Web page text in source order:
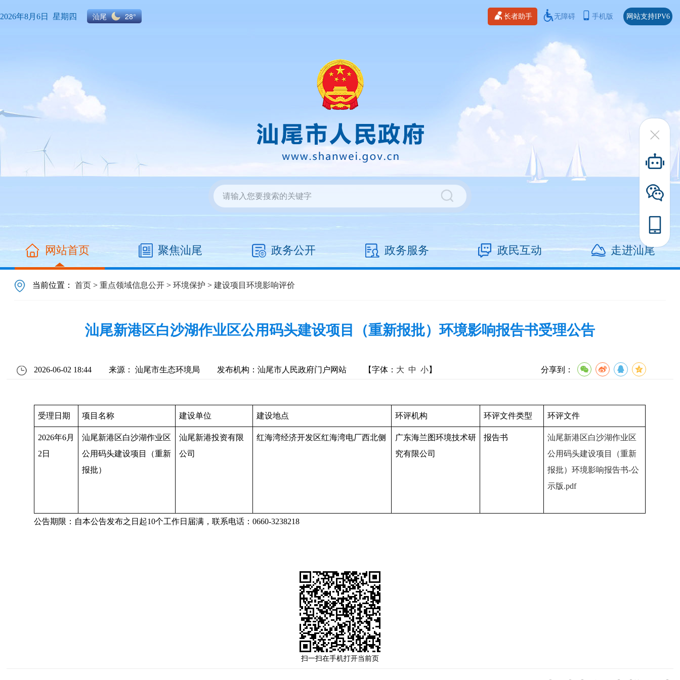
2026年8月6日 星期四 汕尾 28° 长者助手 无障碍 手机版 网站支持IPV6
网站首页 聚焦汕尾 政务公开 政务服务 政民互动 走进汕尾
当前位置：首页 >重点领域信息公开 >环境保护 >建设项目环境影响评价
汕尾新港区白沙湖作业区公用码头建设项目（重新报批）环境影响报告书受理公告
2026-06-02 18:44 来源： 汕尾市生态环境局 发布机构：汕尾市人民政府门户网站 【字体： 大 中 小】 分享到：
受理日期 项目名称 建设单位 建设地点 环评机构 环评文件类型 环评文件
2026年6月
2日
汕尾新港区白沙湖作业区
公用码头建设项目（重新
报批）
汕尾新港投资有限
公司
红海湾经济开发区红海湾电厂西北侧
广东海兰图环境技术研
究有限公司
报告书
汕尾新港区白沙湖作业区
公用码头建设项目（重新
报批）环境影响报告书-公
示版.pdf
公告期限：自本公告发布之日起10个工作日届满，联系电话：0660-3238218
扫一扫在手机打开当前页